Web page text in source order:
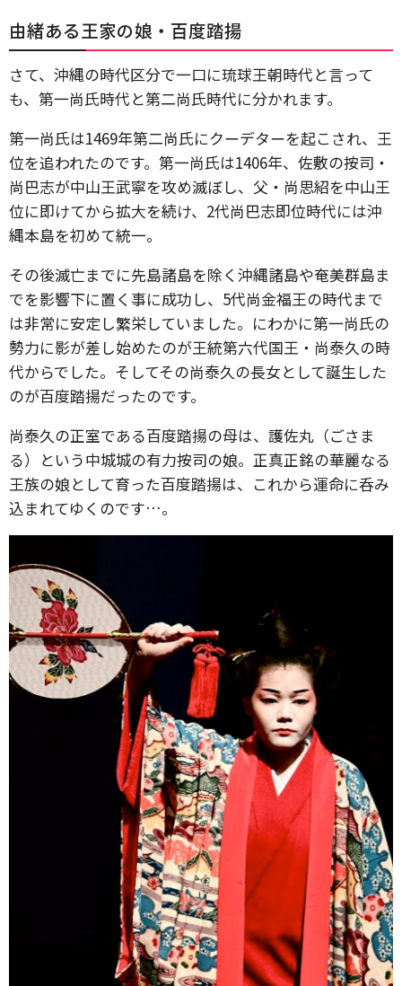
由緒ある王家の娘・百度踏揚
さて、沖縄の時代区分で一口に琉球王朝時代と言って
も、第一尚氏時代と第二尚氏時代に分かれます。
第一尚氏は1469年第二尚氏にクーデターを起こされ、王
位を追われたのです。第一尚氏は1406年、佐敷の按司・
尚巴志が中山王武寧を攻め滅ぼし、父・尚思紹を中山王
位に即けてから拡大を続け、2代尚巴志即位時代には沖
縄本島を初めて統一。
その後滅亡までに先島諸島を除く沖縄諸島や奄美群島ま
でを影響下に置く事に成功し、5代尚金福王の時代まで
は非常に安定し繁栄していました。にわかに第一尚氏の
勢力に影が差し始めたのが王統第六代国王・尚泰久の時
代からでした。そしてその尚泰久の長女として誕生した
のが百度踏揚だったのです。
尚泰久の正室である百度踏揚の母は、護佐丸（ごさま
る）という中城城の有力按司の娘。正真正銘の華麗なる
王族の娘として育った百度踏揚は、これから運命に呑み
込まれてゆくのです…。